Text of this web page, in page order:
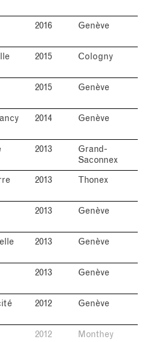
2016 Genève
2015 Cologny
2015 Genève
2014 Genève
2013
Grand-
Saconnex
2013 Thonex
2013 Genève
2013 Genève
2013 Genève
2012 Genève
2012 Monthey